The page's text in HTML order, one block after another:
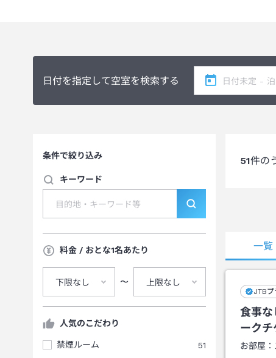
■チェックインは個人のお客様が１５時、団体様は１６時
■ご到着予定時刻が変更になる際は、24時を過ぎる場合に
日付を指定して空室を検索する
条件で絞り込み
キーワード
料金 / おとな1名あたり
下限なし 〜 上限なし
人気のこだわり
禁煙ルーム
51
51件の
一覧
JTBプ
食事な
ークチ
お部屋：